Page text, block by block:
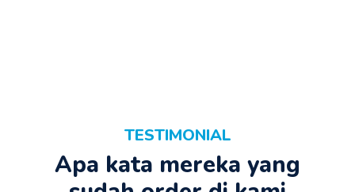
TESTIMONIAL
Apa kata mereka yang